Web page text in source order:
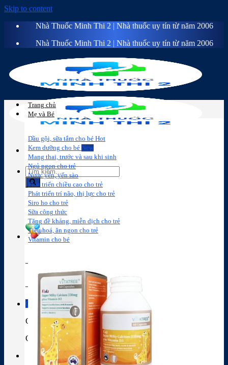
Skip to content
Nhà Thuốc Minh Thi 2 | Nhà thuốc uy tín từ năm 2006
Nhà Thuốc Minh Thi 2 | Nhà thuốc uy tín từ năm 2006
Sữa công
thức
Thành phần thuốc
Giỏ hàng
Giỏ hàng
Chưa có sản phẩm trong giỏ hàng.
Trang chủ
Mẹ và Bé
Dầu gội, sữa tắm cho bé
Kem dưỡng cho bé
Mang thai, trước và sau khi sinh
Ngủ ngon cho trẻ
Nước yến, yến sào
Phát triển chiều cao cho trẻ
Phát triển trí não, thị lực cho trẻ
Siro ho cho trẻ
Sữa công thức
Tăng đề kháng, miễn dịch cho trẻ
Tiêu hoá, ăn ngon cho trẻ
Vitamin cho bé